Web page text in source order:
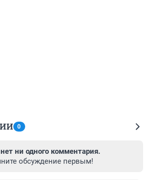
0
ни одного комментария.
обсуждение первым!